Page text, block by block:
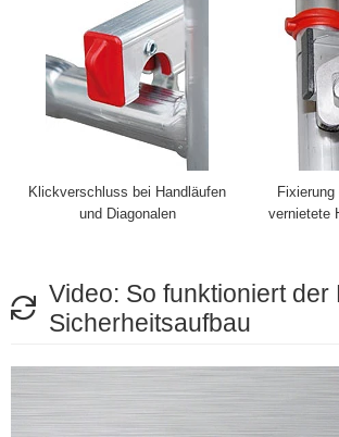
Klickverschluss bei Handläufen
und Diagonalen
vernietete
Video: So funktioniert der
Sicherheitsaufbau